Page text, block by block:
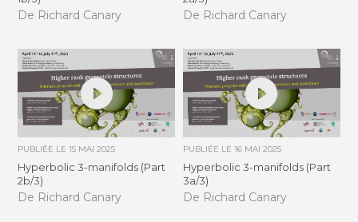
De Richard Canary De Richard Canary
PUBLIÉE LE15 MAI 2025
Hyperbolic 3-manifolds (Part
2b/3)
De Richard Canary
PUBLIÉE LE 16 MAI 2025
Hyperbolic 3-manifolds (Part
3a/3)
De Richard Canary